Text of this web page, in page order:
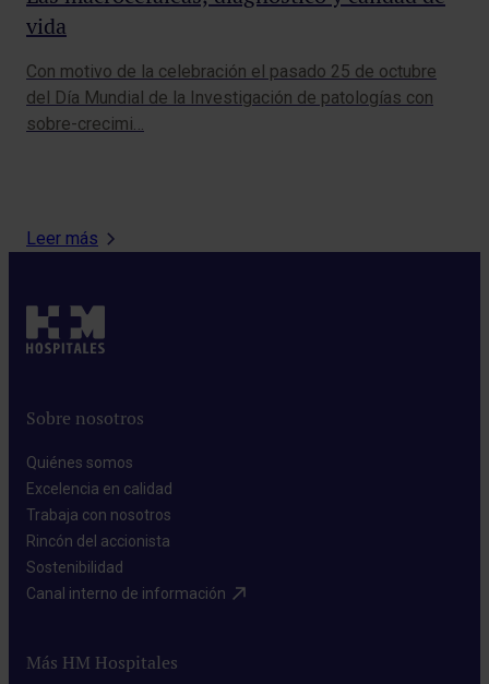
vida
Con motivo de la celebración el pasado 25 de octubre
del Día Mundial de la Investigación de patologías con
sobre-crecimi…
Leer más
Sobre nosotros
Quiénes somos​
Excelencia en calidad​
Trabaja con nosotros​
Rincón del accionista​
Sostenibilidad​
Canal interno de información​
Más HM Hospitales